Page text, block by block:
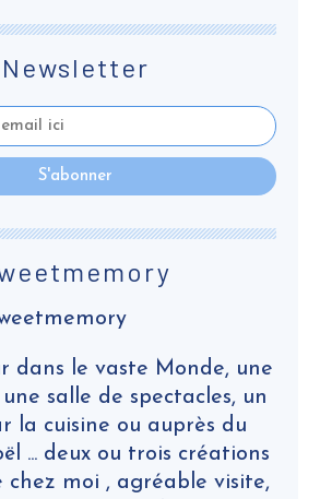
Newsletter
dans le vaste Monde, une
salle de spectacles, un
la cuisine ou auprès du
... deux ou trois créations
chez moi , agréable visite,